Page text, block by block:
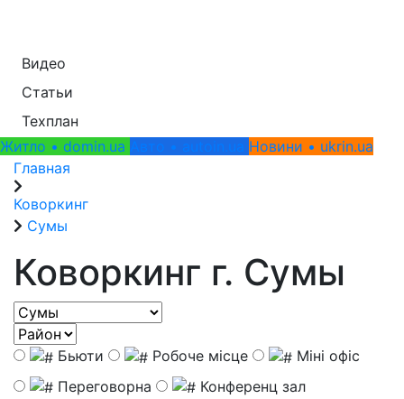
Видео
Статьи
Техплан
Житло • domin.ua Авто • autoin.ua Новини • ukrin.ua
Главная
Коворкинг
Сумы
Коворкинг г. Сумы
Бьюти Робоче місце
Міні офіс
Переговорна
Конференц зал